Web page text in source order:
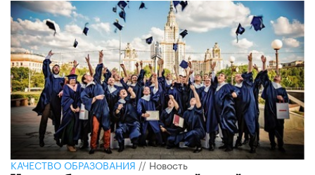
КАЧЕСТВО ОБРАЗОВАНИЯ//Новость